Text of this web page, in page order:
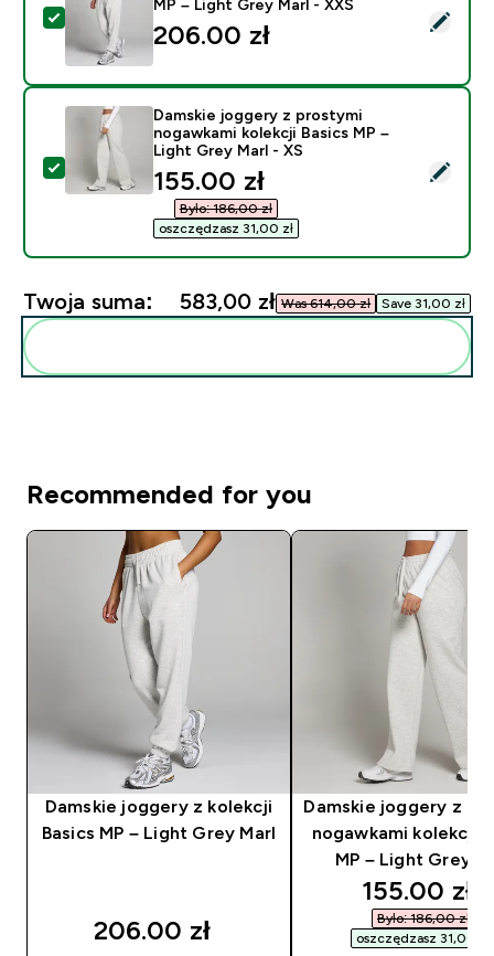
Wybierz ten produkt - Damskie joggery z kolekcji
MP – Light Grey Marl - XXS
206.00 zł‎
Wybierz ten produkt - Damskie joggery z prostymi
Damskie joggery z prostymi
nogawkami kolekcji Basics MP –
Light Grey Marl - XS
discounted price
155.00 zł‎
Było: 186,00 zł‎
oszczędzasz 31,00 zł‎
Twoja suma: 583,00 zł‎ Was 614,00 zł‎ Save 31,00 zł‎
Recommended for you
Damskie joggery z kolekcji
Basics MP – Light Grey Marl
206.00 zł‎
Damskie joggery z
nogawkami kolekcji
MP – Light Grey
155.00 zł‎
Było: 186,00 zł‎
oszczędzasz 31,00 zł‎